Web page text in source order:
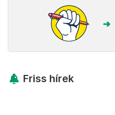
Friss hírek